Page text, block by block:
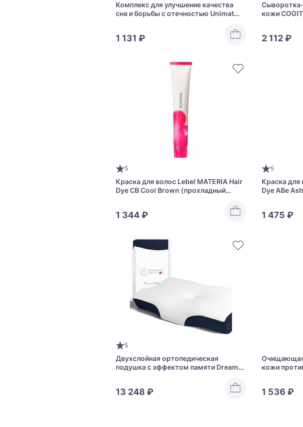
Комплекс для улучшение качества
сна и борьбы с отечностью Unimat
1 131 ₽
кожи
2 112 ₽
5
Краска для волос Lebel MATERIA Hair
Dye CB Cool Brown (прохладный
1 344 ₽
5
Краска для
Dye ABe
1 475 ₽
5
Двухслойная ортопедическая
подушка с эффектом памяти Dream
13 248 ₽
Очищающая
кожи
1 536 ₽